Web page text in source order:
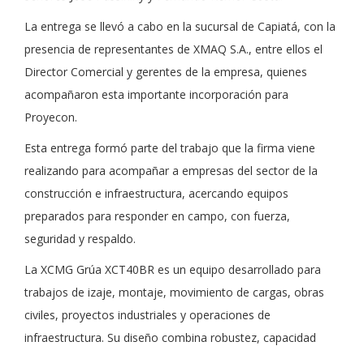
La entrega se llevó a cabo en la sucursal de Capiatá, con la
presencia de representantes de XMAQ S.A., entre ellos el
Director Comercial y gerentes de la empresa, quienes
acompañaron esta importante incorporación para
Proyecon.
Esta entrega formó parte del trabajo que la firma viene
realizando para acompañar a empresas del sector de la
construcción e infraestructura, acercando equipos
preparados para responder en campo, con fuerza,
seguridad y respaldo.
La XCMG Grúa XCT40BR es un equipo desarrollado para
trabajos de izaje, montaje, movimiento de cargas, obras
civiles, proyectos industriales y operaciones de
infraestructura. Su diseño combina robustez, capacidad